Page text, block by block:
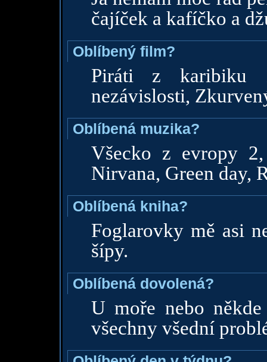
čajíček a kafíčko a
Oblíbený film?
Piráti z karibiku
nezávislosti,
Oblíbená muzika?
Všecko z evropy
Nirvana, Green day,
Oblíbená kniha?
Foglarovky mě asi
šípy.
Oblíbená dovolená?
U moře nebo
všechny všední